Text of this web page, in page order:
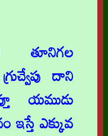
తూనిగల
దాని
యముడు
ఎక్కువ